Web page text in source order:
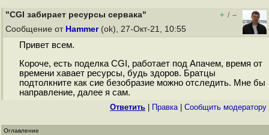
"CGI забирает ресурсы сервака" + / –
Сообщение от Hammer(ok), 27-Окт-21, 10:55
Привет всем.
Короче, есть поделка CGI, работает под Апачем, время от
времени хавает ресурсы, будь здоров. Братцы
подтолкните как сие безобразие можно отследить. Мне бы
направление, далее я сам.
Ответить Правка| Cообщить модератору
Оглавление